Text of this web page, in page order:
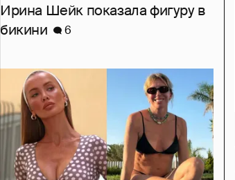
Ирина Шейк показала фигуру в
бикини
6